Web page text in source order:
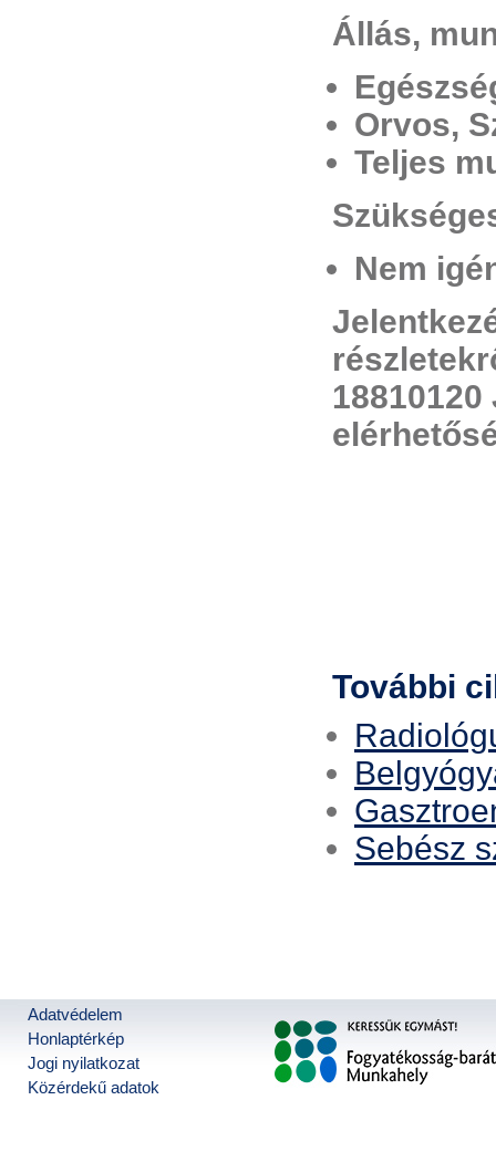
Állás,
Orvos,
Teljes
Nem
További
Sebész
Adatvédelem
Honlaptérkép
Jogi nyilatkozat
Közérdekű adatok